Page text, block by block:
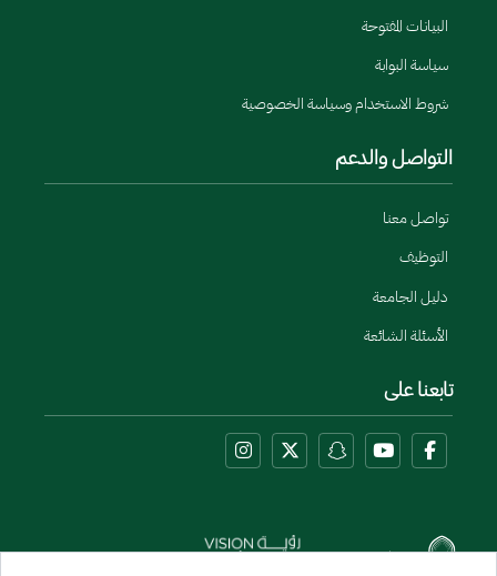
البيانات المفتوحة
سياسة البوابة
شروط الاستخدام وسياسة الخصوصية
التواصل والدعم
تواصل معنا
التوظيف
دليل الجامعة
الأسئلة الشائعة
تابعنا على